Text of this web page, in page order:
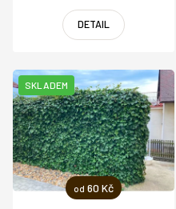
DETAIL
od 60 Kč
SKLADEM